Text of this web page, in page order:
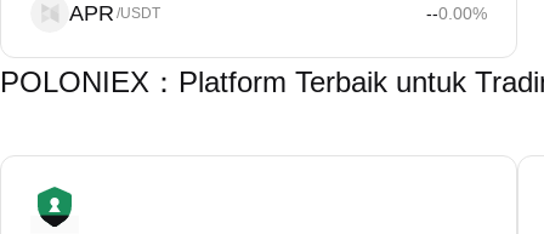
APR /USDT --0.00%
POLONIEX：Platform Terbaik untuk